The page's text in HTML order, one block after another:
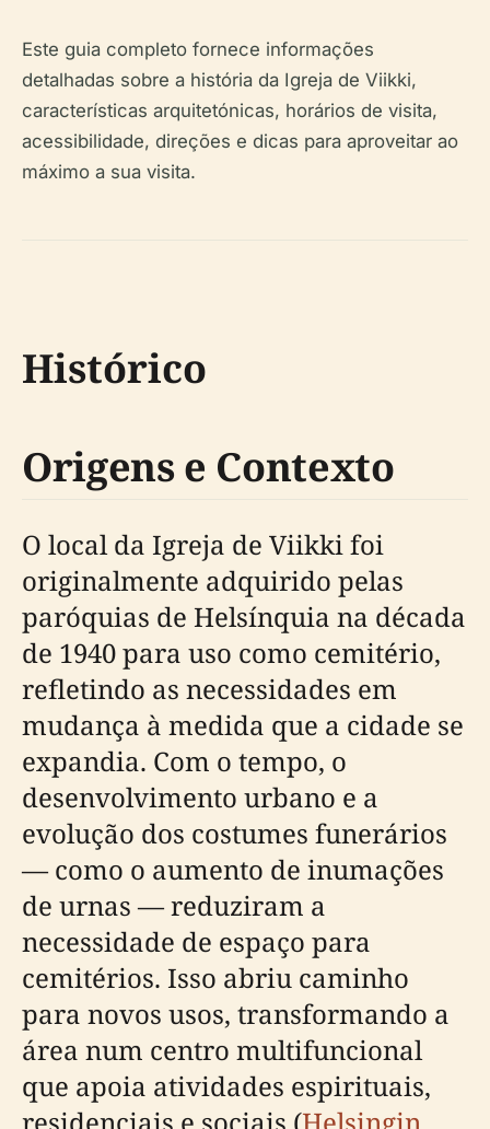
Este guia completo fornece informações
detalhadas sobre a história da Igreja de Viikki,
características arquitetónicas, horários de visita,
acessibilidade, direções e dicas para aproveitar ao
máximo a sua visita.
Histórico
Origens e Contexto
O local da Igreja de Viikki foi
originalmente adquirido pelas
paróquias de Helsínquia na década
de 1940 para uso como cemitério,
refletindo as necessidades em
mudança à medida que a cidade se
expandia. Com o tempo, o
desenvolvimento urbano e a
evolução dos costumes funerários
— como o aumento de inumações
de urnas — reduziram a
necessidade de espaço para
cemitérios. Isso abriu caminho
para novos usos, transformando a
área num centro multifuncional
que apoia atividades espirituais,